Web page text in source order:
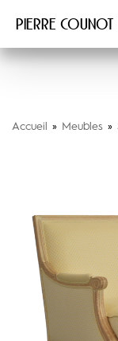
Pierre COUNOT
Accueil » Meubles »